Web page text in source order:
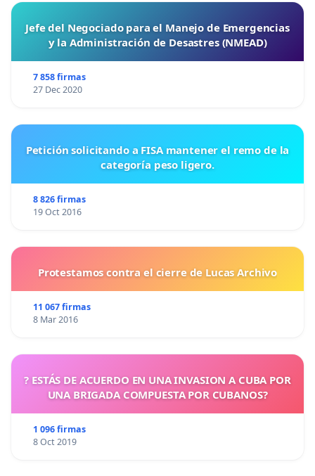
Jefe del Negociado para el Manejo de Emergencias
y la Administración de Desastres (NMEAD)
7 858 firmas
27 Dec 2020
Petición solicitando a FISA mantener el remo de la
categoría peso ligero.
8 826 firmas
19 Oct 2016
Protestamos contra el cierre de Lucas Archivo
11 067 firmas
8 Mar 2016
? ESTÁS DE ACUERDO EN UNA INVASION A CUBA POR
UNA BRIGADA COMPUESTA POR CUBANOS?
1 096 firmas
8 Oct 2019